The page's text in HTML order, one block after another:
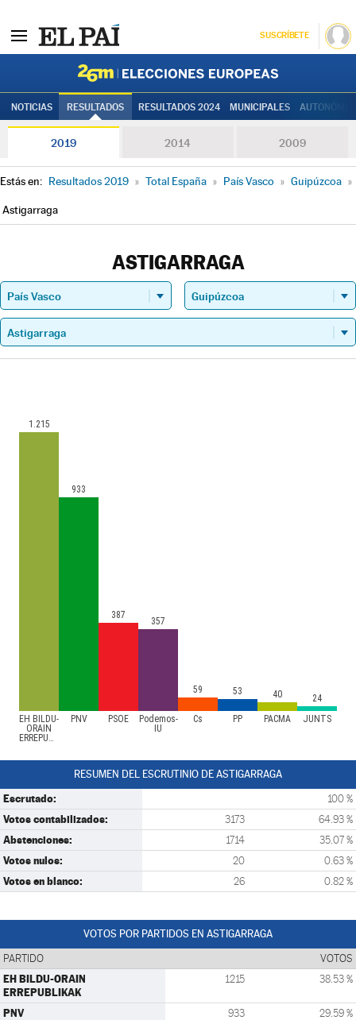
SUSCRÍBETE
NOTICIAS RESULTADOS RESULTADOS 2024 MUNICIPALES
2019 2014 2009
Estás en: Resultados 2019 » Total España » País Vasco » Guipúzcoa »
Astigarraga
ASTIGARRAGA
EH BILDU-
ORAIN
ERREPUBLIKAK
PNV PSOE
Podemos-
IU
Cs PP PACMA JUNTS
1.215
933
387
357
59 53 40 24
RESUMEN DEL ESCRUTINIO DE ASTIGARRAGA
Escrutado: 100 %
Votos contabilizados: 3173 64.93 %
Abstenciones: 1714 35.07 %
Votos nulos: 20 0.63 %
Votos en blanco: 26 0.82 %
VOTOS POR PARTIDOS EN ASTIGARRAGA
PARTIDO VOTOS
EH BILDU-ORAIN
ERREPUBLIKAK
1215 38.53 %
PNV 933 29.59 %